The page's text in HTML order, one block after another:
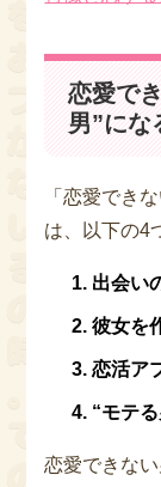
恋愛で
男”にな
「恋愛でき
は、以下の4
出会い
彼女を
恋活ア
“モテ
恋愛できな